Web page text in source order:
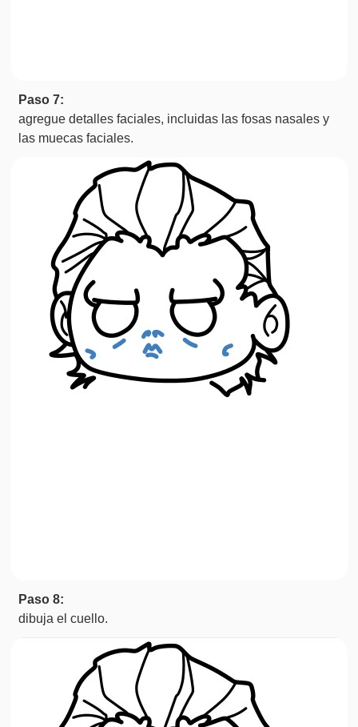
Paso 7:
agregue detalles faciales, incluidas las fosas nasales y
las muecas faciales.
Paso 8:
dibuja el cuello.